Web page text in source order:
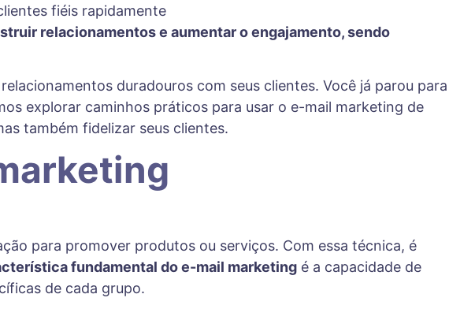
relacionamentos e aumentar o engajamento, sendo
duradouros com seus clientes. Você já parou para
explorar caminhos práticos para usar o e-mail marketing de
também fidelizar seus clientes.
para promover produtos ou serviços. Com essa técnica, é
fundamental do e-mail marketing é a capacidade de
de cada grupo.